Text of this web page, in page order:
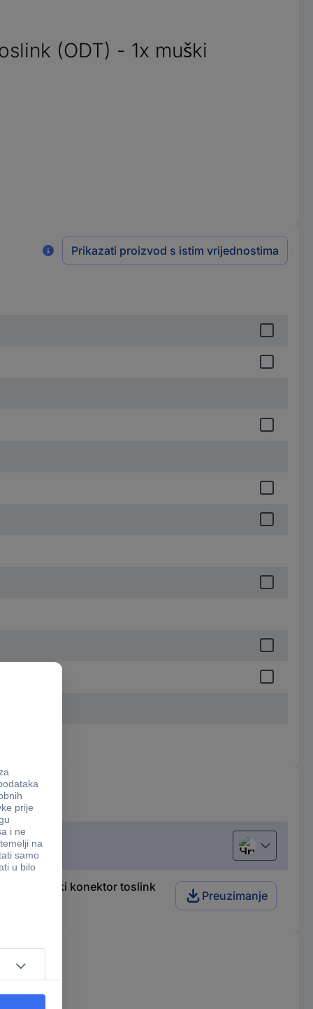
(ODT) - 1x muški
Prikazati proizvod s istim vrijednostima
Hrvatski
- 1x muški konektor toslink
Preuzimanje